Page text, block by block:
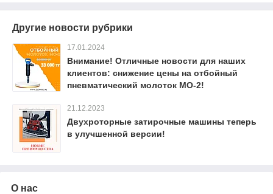
Другие новости рубрики
17.01.2024
Внимание! Отличные новости для наших
клиентов: снижение цены на отбойный
пневматический молоток МО-2!
21.12.2023
Двухроторные затирочные машины теперь
в улучшенной версии!
О нас